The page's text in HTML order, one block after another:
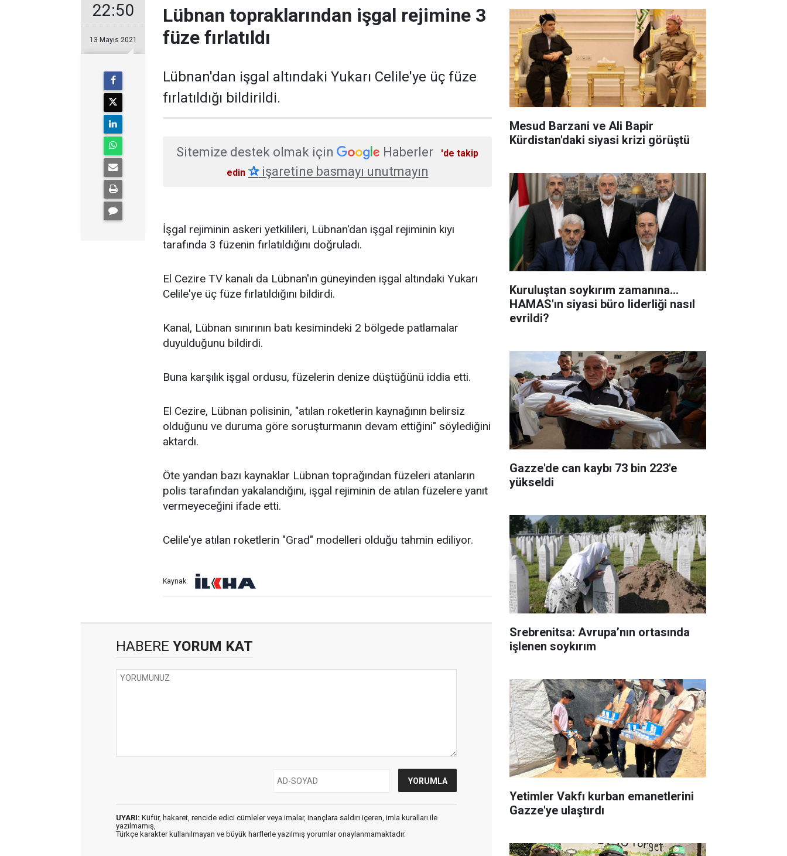
22:50
13 Mayıs 2021
Lübnan topraklarından işgal rejimine 3
füze fırlatıldı
​Lübnan'dan işgal altındaki Yukarı Celile'ye üç füze
fırlatıldığı bildirildi.
Sitemize destek olmak için Haberler
'de takip
edin ✰işaretine basmayı unutmayın
İşgal rejiminin askeri yetkilileri, Lübnan'dan işgal rejiminin kıyı
tarafında 3 füzenin fırlatıldığını doğruladı.
El Cezire TV kanalı da Lübnan'ın güneyinden işgal altındaki Yukarı
Celile'ye üç füze fırlatıldığını bildirdi.
Kanal, Lübnan sınırının batı kesimindeki 2 bölgede patlamalar
duyulduğunu bildirdi.
Buna karşılık işgal ordusu, füzelerin denize düştüğünü iddia etti.
El Cezire, Lübnan polisinin, "atılan roketlerin kaynağının belirsiz
olduğunu ve duruma göre soruşturmanın devam ettiğini" söylediğini
aktardı.
Öte yandan bazı kaynaklar Lübnan toprağından füzeleri atanların
polis tarafından yakalandığını, işgal rejiminin de atılan füzelere yanıt
vermeyeceğini ifade etti.
Celile'ye atılan roketlerin "Grad" modelleri olduğu tahmin ediliyor.
Kaynak:
HABERE YORUM KAT
UYARI: Küfür, hakaret, rencide edici cümleler veya imalar, inançlara saldırı içeren, imla kuralları ile
yazılmamış,
Türkçe karakter kullanılmayan ve büyük harflerle yazılmış yorumlar onaylanmamaktadır.
Mesud Barzani ve Ali Bapir
Kürdistan'daki siyasi krizi görüştü
Kuruluştan soykırım zamanına...
HAMAS'ın siyasi büro liderliği nasıl
evrildi?
Gazze'de can kaybı 73 bin 223'e
yükseldi
Srebrenitsa: Avrupa’nın ortasında
işlenen soykırım
Yetimler Vakfı kurban emanetlerini
Gazze'ye ulaştırdı